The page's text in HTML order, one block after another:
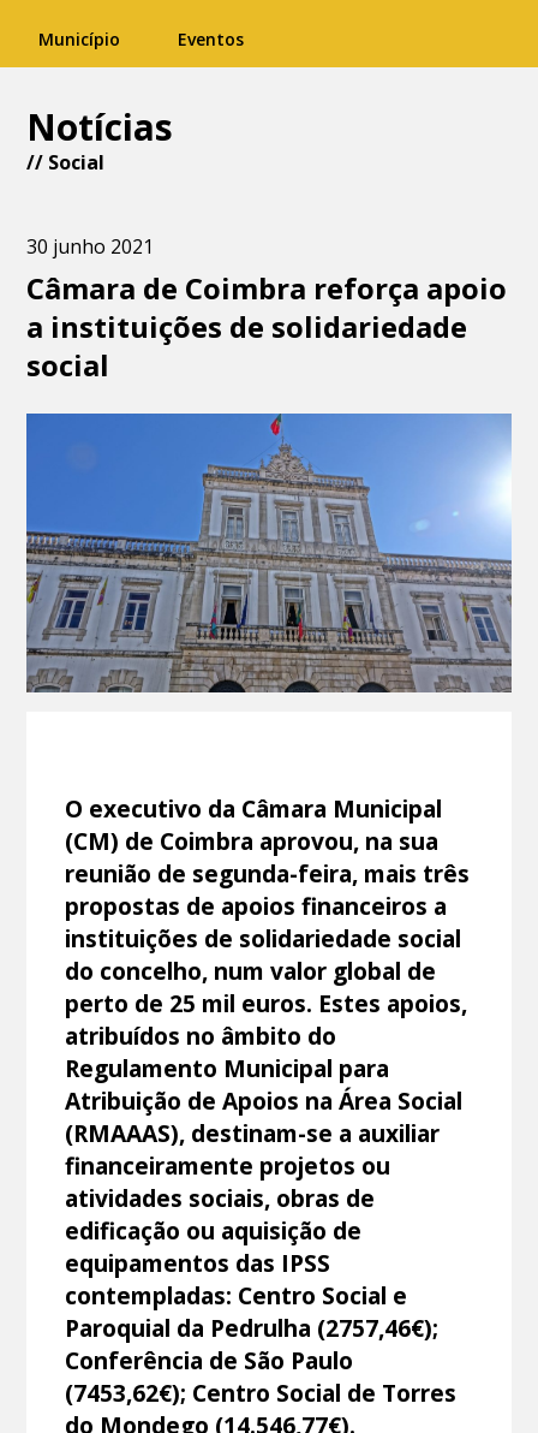
Município Eventos
Notícias
// Social
30 junho 2021
Câmara de Coimbra reforça apoio
a instituições de solidariedade
social
O executivo da Câmara Municipal
(CM) de Coimbra aprovou, na sua
reunião de segunda-feira, mais três
propostas de apoios financeiros a
instituições de solidariedade social
do concelho, num valor global de
perto de 25 mil euros. Estes apoios,
atribuídos no âmbito do
Regulamento Municipal para
Atribuição de Apoios na Área Social
(RMAAAS), destinam-se a auxiliar
financeiramente projetos ou
atividades sociais, obras de
edificação ou aquisição de
equipamentos das IPSS
contempladas: Centro Social e
Paroquial da Pedrulha (2757,46€);
Conferência de São Paulo
(7453,62€); Centro Social de Torres
do Mondego (14.546,77€).